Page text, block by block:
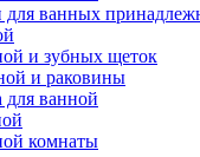
ванных
и зубных щеток
и раковины
для ванной
комнаты